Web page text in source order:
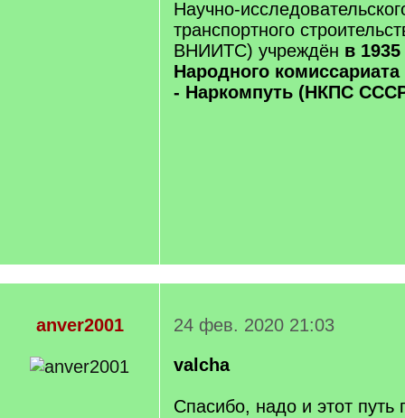
Научно-
транспортного
ВНИИТС) учреждён в 1935
Народного
- Наркомпуть (НКПС
anver2001
24 фев. 2020 21:03
valcha
Спасибо, надо и этот путь